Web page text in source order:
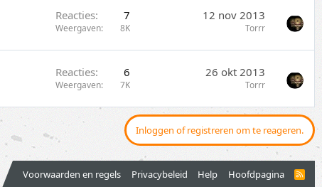
Reacties 7
Weergaven 8K
12 nov 2013
Torrr
Reacties 6
Weergaven 7K
26 okt 2013
Torrr
Inloggen of registreren om te reageren.
Voorwaarden en regels Privacybeleid Help Hoofdpagina
R